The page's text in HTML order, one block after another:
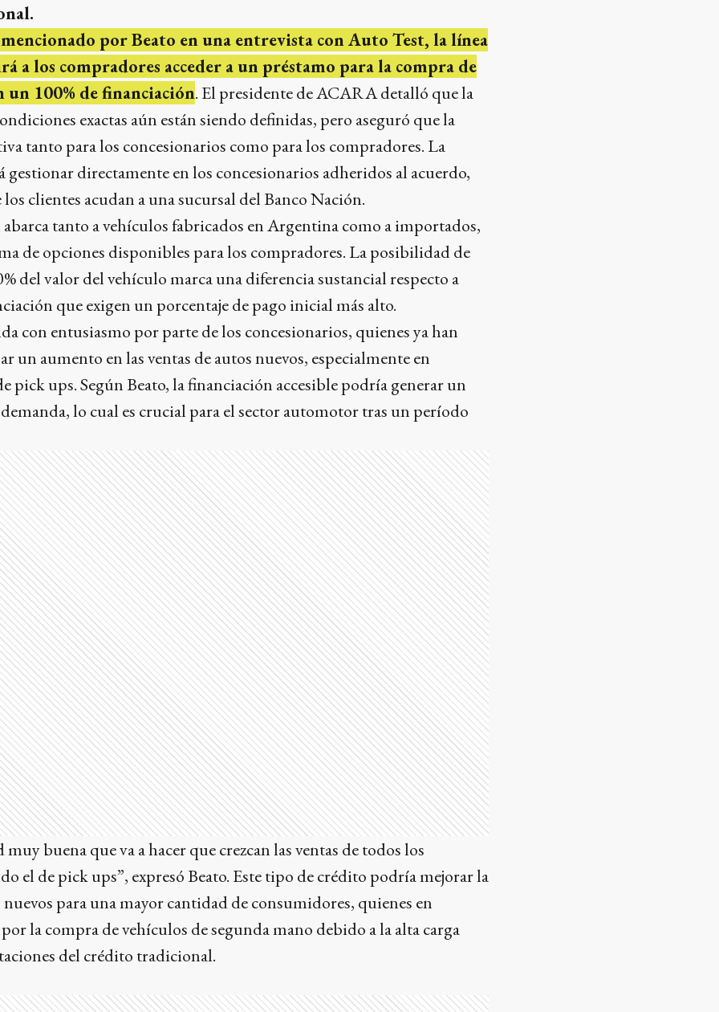
por Beato en una entrevista con Auto Test, la línea
a los compradores acceder a un préstamo para la compra de
un 100% de financiación. El presidente de ACARA detalló que la
exactas aún están siendo definidas, pero aseguró que la
tanto para los concesionarios como para los compradores. La
gestionar directamente en los concesionarios adheridos al acuerdo,
clientes acudan a una sucursal del Banco Nación.
tanto a vehículos fabricados en Argentina como a importados,
de opciones disponibles para los compradores. La posibilidad de
del valor del vehículo marca una diferencia sustancial respecto a
que exigen un porcentaje de pago inicial más alto.
con entusiasmo por parte de los concesionarios, quienes ya han
un aumento en las ventas de autos nuevos, especialmente en
pick ups. Según Beato, la financiación accesible podría generar un
lo cual es crucial para el sector automotor tras un período
buena que va a hacer que crezcan las ventas de todos los
el de pick ups”, expresó Beato. Este tipo de crédito podría mejorar la
para una mayor cantidad de consumidores, quienes en
la compra de vehículos de segunda mano debido a la alta carga
del crédito tradicional.